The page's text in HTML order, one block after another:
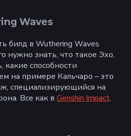
Waves
билд в Wuthering Waves
нужно знать, что такое Эхо,
какие способности
на примере Кальчаро – это
специализирующийся на
Все как в Genshin Impact.